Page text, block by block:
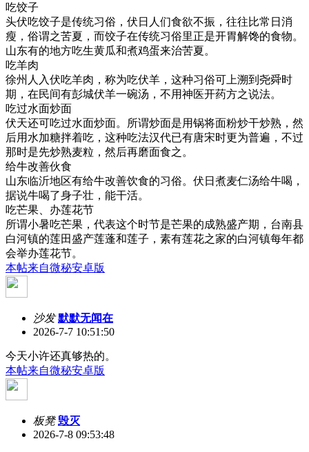
吃饺子
头伏吃饺子是传统习俗，伏日人们食欲不振，往往比常日消
瘦，俗谓之苦夏，而饺子在传统习俗里正是开胃解馋的食物。
山东有的地方吃生黄瓜和煮鸡蛋来治苦夏。
吃羊肉
徐州人入伏吃羊肉，称为吃伏羊，这种习俗可上溯到尧舜时
期，在民间有彭城伏羊一碗汤，不用神医开药方之说法。
吃过水面炒面
伏天还可吃过水面炒面。所谓炒面是用锅将面粉炒干炒熟，然
后用水加糖拌着吃，这种吃法汉代已有唐宋时更为普遍，不过
那时是先炒熟麦粒，然后再磨面食之。
给牛改善伙食
山东临沂地区有给牛改善饮食的习俗。伏日煮麦仁汤给牛喝，
据说牛喝了身子壮，能干活。
吃芒果、办莲花节
所谓小暑吃芒果，代表这个时节是芒果的成熟盛产期，台南县
白河镇的莲田盛产莲蓬和莲子，素有莲花之家的白河镇每年都
会举办莲花节。
本帖来自微秘安卓版
沙发 默默无闻在
2026-7-7 10:51:50
今天小许还真够热的。
本帖来自微秘安卓版
板凳 毁灭
2026-7-8 09:53:48